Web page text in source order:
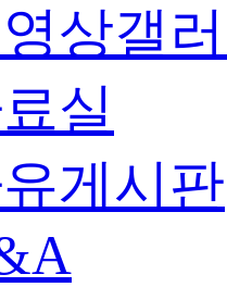
상갤
실
게시판